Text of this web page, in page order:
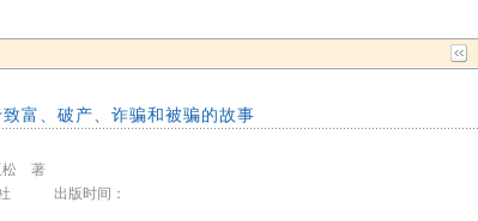
玩具
孕婴服饰
家居日用
富、破产、诈骗和被骗的故事
松 著
社 出版时间：